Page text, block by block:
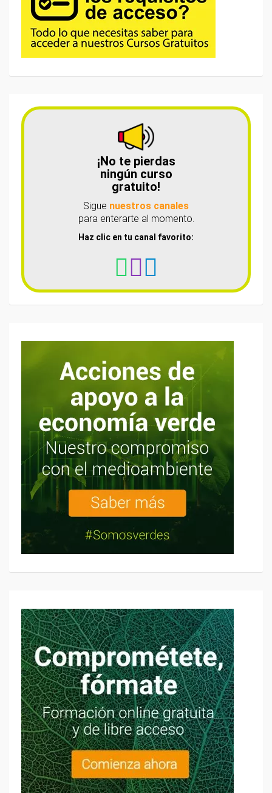
¡No te pierdas
ningún curso
gratuito!
Sigue nuestros canales
para enterarte al momento.
Haz clic en tu canal favorito: